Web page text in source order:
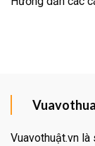
Vuavothuật.vn